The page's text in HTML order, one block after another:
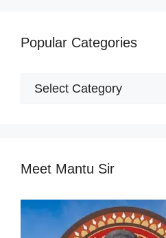
Popular Categories
Popular
Meet Mantu Sir